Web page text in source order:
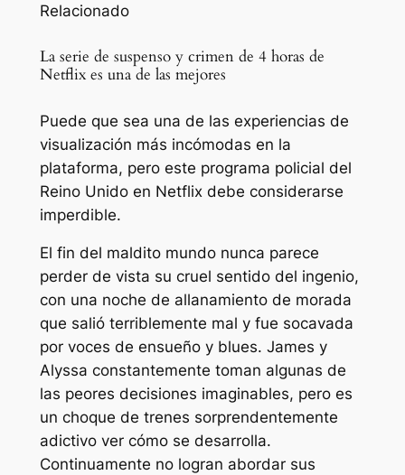
Relacionado
La serie de suspenso y crimen de 4 horas de
Netflix es una de las mejores
Puede que sea una de las experiencias de
visualización más incómodas en la
plataforma, pero este programa policial del
Reino Unido en Netflix debe considerarse
imperdible.
El fin del maldito mundonunca parece
perder de vista su cruel sentido del ingenio,
con una noche de allanamiento de morada
que salió terriblemente mal y fue socavada
por voces de ensueño y blues. James y
Alyssa constantemente toman algunas de
las peores decisiones imaginables, pero es
un choque de trenes sorprendentemente
adictivo ver cómo se desarrolla.
Continuamente no logran abordar sus